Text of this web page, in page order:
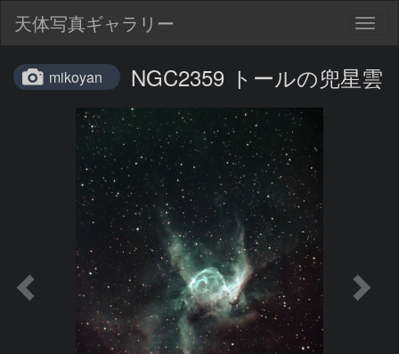
天体写真ギャラリー
mikoyan NGC2359 トールの兜星雲